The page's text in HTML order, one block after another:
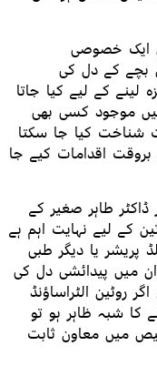
ایک خصوصی
بچے کے دل کی
کے لیے کیا جاتا
موجود کسی بھی
شناخت کیا جا سکتا
اقدامات کیے جا
ڈاکٹر طاہر صغیر کے
کے لیے نہایت اہم ہے
پریشر یا دیگر طبی
میں پیدائشی دل کی
روٹین الٹراساؤنڈ
شبہ ظاہر ہو تو
میں معاون ثابت